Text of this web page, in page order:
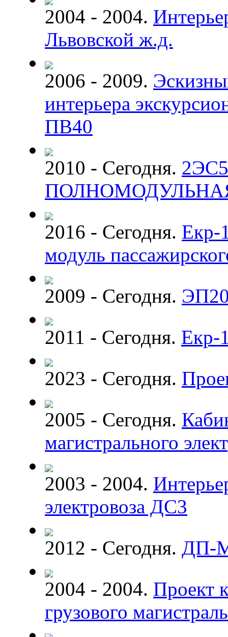
2004 - 2004.
Львовской ж.д.
2006 - 2009.
интерьера
ПВ40
2010 - Сегодня.
2016 - Сегодня. Екр-
модуль
2009 - Сегодня.
2011 - Сегодня. Екр-
2023 - Сегодня.
2005 - Сегодня.
магистрального
2003 - 2004.
электровоза ДС3
2012 - Сегодня. ДП-
2004 - 2004. Проект
грузового